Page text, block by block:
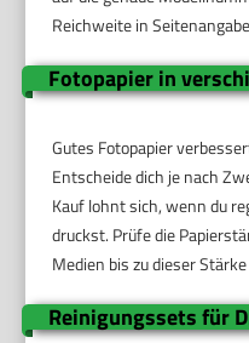
Reichweite in
Fotopapier in
Gutes Fotopapier
Entscheide dich je nach
Kauf lohnt sich, wenn du
druckst. Prüfe die
Medien bis zu dieser
Reinigungssets für